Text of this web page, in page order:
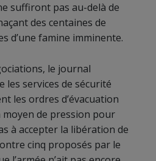
suffiront pas au-delà de
des centaines de
d’une famine imminente.
le journal
les services de sécurité
les ordres d’évacuation
moyen de pression pour
à accepter la libération de
cinq proposés par le